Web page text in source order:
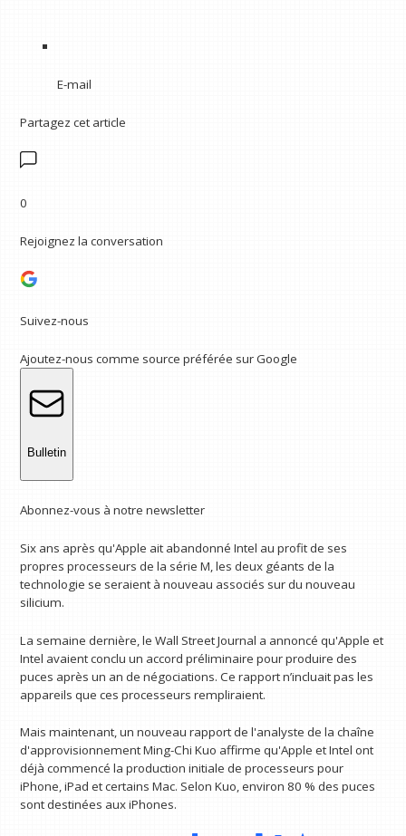
E-mail
Partagez cet article
0
Rejoignez la conversation
Suivez-nous
Ajoutez-nous comme source préférée sur Google
Bulletin
Abonnez-vous à notre newsletter
Six ans après qu'Apple ait abandonné Intel au profit de ses
propres processeurs de la série M, les deux géants de la
technologie se seraient à nouveau associés sur du nouveau
silicium.
La semaine dernière, le Wall Street Journal a annoncé qu'Apple et
Intel avaient conclu un accord préliminaire pour produire des
puces après un an de négociations. Ce rapport n’incluait pas les
appareils que ces processeurs rempliraient.
Mais maintenant, un nouveau rapport de l'analyste de la chaîne
d'approvisionnement Ming-Chi Kuo affirme qu'Apple et Intel ont
déjà commencé la production initiale de processeurs pour
iPhone, iPad et certains Mac. Selon Kuo, environ 80 % des puces
sont destinées aux iPhones.